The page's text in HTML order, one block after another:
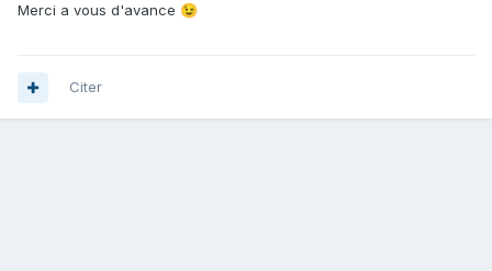
Merci a vous d'avance 😉
Citer